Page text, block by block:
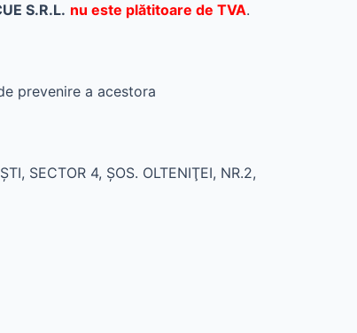
S.R.L. nu este plătitoare de TVA.
prevenire a acestora
SECTOR 4, ŞOS. OLTENIŢEI, NR.2,